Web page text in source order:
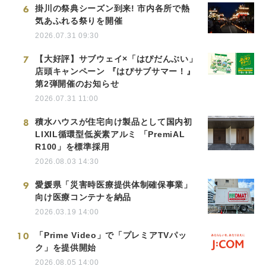
6
掛川の祭典シーズン到来! 市内各所で熱
気あふれる祭りを開催
2026.07.31 09:30
7
【大好評】サブウェイ×「はぴだんぶい」
店頭キャンペーン 『はぴサブサマー！』
第2弾開催のお知らせ
2026.07.31 11:00
8
積水ハウスが住宅向け製品として国内初
LIXIL循環型低炭素アルミ 「PremiAL
R100」を標準採用
2026.08.03 14:30
9
愛媛県「災害時医療提供体制確保事業」
向け医療コンテナを納品
2026.03.19 14:00
10
「Prime Video」で「プレミアTVパッ
ク」を提供開始
2026.08.05 14:00